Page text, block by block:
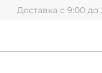
Доставка с 9:00 до